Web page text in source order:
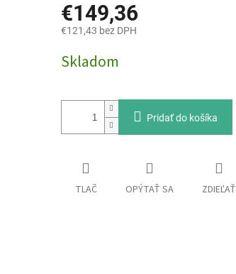
€149,36
€121,43 bez DPH
cena:
Skladom
Pridať do košíka
TLAČ OPÝTAŤ SA ZDIEĽAŤ